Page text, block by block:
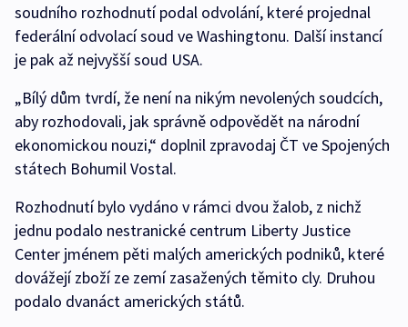
soudního rozhodnutí podal odvolání, které projednal
federální odvolací soud ve Washingtonu. Další instancí
je pak až nejvyšší soud USA.
„Bílý dům tvrdí, že není na nikým nevolených soudcích,
aby rozhodovali, jak správně odpovědět na národní
ekonomickou nouzi,“ doplnil zpravodaj ČT ve Spojených
státech Bohumil Vostal.
Rozhodnutí bylo vydáno v rámci dvou žalob, z nichž
jednu podalo nestranické centrum Liberty Justice
Center jménem pěti malých amerických podniků, které
dovážejí zboží ze zemí zasažených těmito cly. Druhou
podalo dvanáct amerických států.